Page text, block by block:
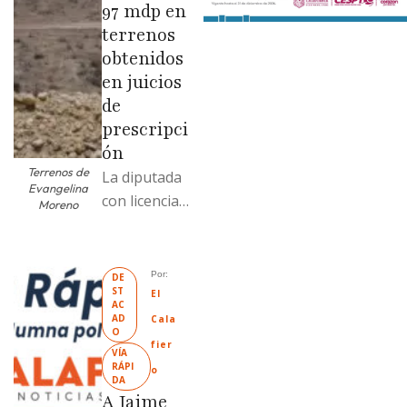
Terrenos de
Evangelina
Moreno
97 mdp en
terrenos
obtenidos
en juicios
de
prescripci
ón
La diputada
con licencia
antecedente
s de
prescripción
positiva; uno
fue
revendido
DE
ST
AC
AD
O
VÍA
RÁPI
DA
Por:
El
Cala
fier
o
A Jaime